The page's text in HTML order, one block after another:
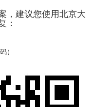
，建议您使用北京大
：
）